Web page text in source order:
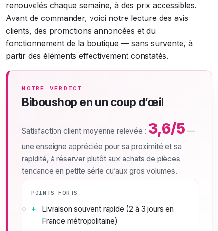
renouvelés chaque semaine, à des prix accessibles.
Avant de commander, voici notre lecture des avis
clients, des promotions annoncées et du
fonctionnement de la boutique — sans survente, à
partir des éléments effectivement constatés.
NOTRE VERDICT
Biboushop en un coup d’œil
Satisfaction client moyenne relevée : 3,6/5 —
une enseigne appréciée pour sa proximité et sa
rapidité, à réserver plutôt aux achats de pièces
tendance en petite série qu’aux gros volumes.
POINTS FORTS
Livraison souvent rapide (2 à 3 jours en
France métropolitaine)